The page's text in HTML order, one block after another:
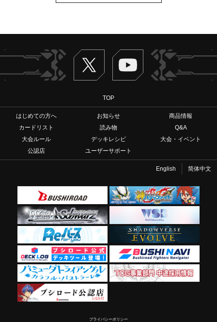
Twitter ヴァンガードch
TOP
はじめての方へ お知らせ
商品情報
カードリスト
読み物
Q&A
大会ルール
デッキレシピ
大会・イベント
公認店
ユーザーサポート
English 简体中文
プライバシーポリシー